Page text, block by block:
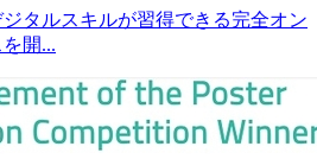
タルスキルが習得できる完全オン
開...